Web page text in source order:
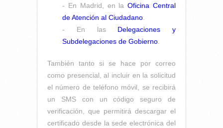
- En Madrid, en laOficina Central
de Atención al Ciudadano
- En las Delegaciones y
Subdelegaciones de Gobierno
También tanto si se hace por correo
como presencial, al incluir en la solicitud
el número de teléfono móvil, se recibirá
un SMS con un código seguro de
verificación, que permitirá descargar el
certificado desde la sede electrónica del